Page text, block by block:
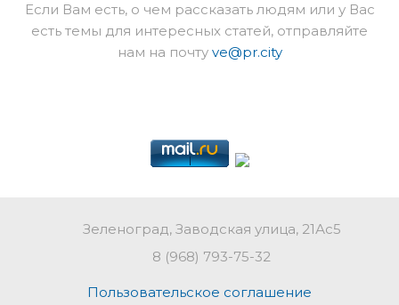
Если Вам есть, о чем рассказать людям или у Вас
есть темы для интересных статей, отправляйте
нам на почту ve@pr.city
Зеленоград, Заводская улица, 21Ас5
8 (968) 793-75-32
Пользовательское соглашение